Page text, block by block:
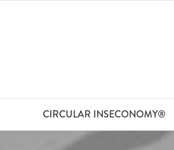
CIRCULAR INSECONOMY®